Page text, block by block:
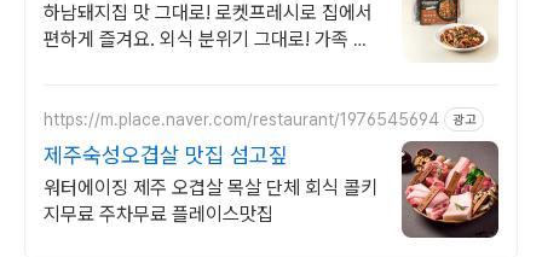
하남돼지집 맛 그대로! 로켓프레시로 집에서
편하게 즐겨요. 외식 분위기 그대로! 가족 모
https://m.place.naver.com/restaurant/1976545694 광고
제주숙성오겹살 맛집 섬고짚
워터에이징 제주 오겹살 목살 단체 회식 콜키
지무료 주차무료 플레이스맛집